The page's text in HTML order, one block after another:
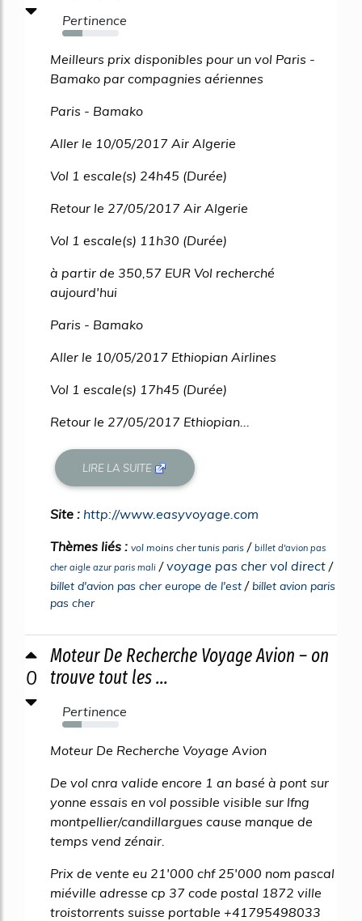
Pertinence
36%
Meilleurs prix disponibles pour un vol Paris -
Bamako par compagnies aériennes
Paris - Bamako
Aller le 10/05/2017 Air Algerie
Vol 1 escale(s) 24h45 (Durée)
Retour le 27/05/2017 Air Algerie
Vol 1 escale(s) 11h30 (Durée)
à partir de 350,57 EUR Vol recherché
aujourd'hui
Paris - Bamako
Aller le 10/05/2017 Ethiopian Airlines
Vol 1 escale(s) 17h45 (Durée)
Retour le 27/05/2017 Ethiopian...
LIRE LA SUITE
Site : http://www.easyvoyage.com
Thèmes liés : vol moins cher tunis paris / billet d'avion pas
cher aigle azur paris mali /voyage pas cher vol direct /
billet d'avion pas cher europe de l'est /billet avion paris
pas cher
0
Moteur De Recherche Voyage Avion – on
trouve tout les ...
Pertinence
34%
Moteur De Recherche Voyage Avion
De vol cnra valide encore 1 an basé à pont sur
yonne essais en vol possible visible sur lfng
montpellier/candillargues cause manque de
temps vend zénair.
Prix de vente eu 21'000 chf 25'000 nom pascal
miéville adresse cp 37 code postal 1872 ville
troistorrents suisse portable +41795498033